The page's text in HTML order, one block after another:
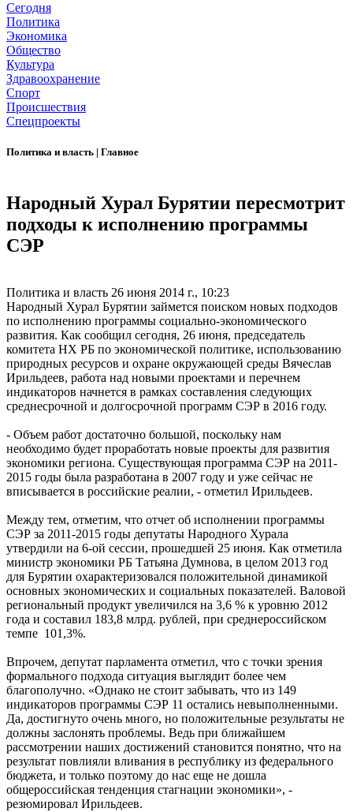
Сегодня
Политика
Экономика
Общество
Культура
Здравоохранение
Спорт
Происшествия
Спецпроекты
Политика и власть | Главное
Народный Хурал Бурятии пересмотрит
подходы к исполнению программы
СЭР
Политика и власть 26 июня 2014 г., 10:23
Народный Хурал Бурятии займется поиском новых подходов
по исполнению программы социально-экономического
развития. Как сообщил сегодня, 26 июня, председатель
комитета НХ РБ по экономической политике, использованию
природных ресурсов и охране окружающей среды Вячеслав
Ирильдеев, работа над новыми проектами и перечнем
индикаторов начнется в рамках составления следующих
среднесрочной и долгосрочной программ СЭР в 2016 году.
- Объем работ достаточно большой, поскольку нам
необходимо будет проработать новые проекты для развития
экономики региона. Существующая программа СЭР на 2011-
2015 годы была разработана в 2007 году и уже сейчас не
вписывается в российские реалии, - отметил Ирильдеев.
Между тем, отметим, что отчет об исполнении программы
СЭР за 2011-2015 годы депутаты Народного Хурала
утвердили на 6-ой сессии, прошедшей 25 июня. Как отметила
министр экономики РБ Татьяна Думнова, в целом 2013 год
для Бурятии охарактеризовался положительной динамикой
основных экономических и социальных показателей. Валовой
региональный продукт увеличился на 3,6 % к уровню 2012
года и составил 183,8 млрд. рублей, при среднероссийском
темпе 101,3%.
Впрочем, депутат парламента отметил, что с точки зрения
формального подхода ситуация выглядит более чем
благополучно. «Однако не стоит забывать, что из 149
индикаторов программы СЭР 11 остались невыполненными.
Да, достигнуто очень много, но положительные результаты не
должны заслонять проблемы. Ведь при ближайшем
рассмотрении наших достижений становится понятно, что на
результат повлияли вливания в республику из федерального
бюджета, и только поэтому до нас еще не дошла
общероссийская тенденция стагнации экономики», -
резюмировал Ирильдеев.